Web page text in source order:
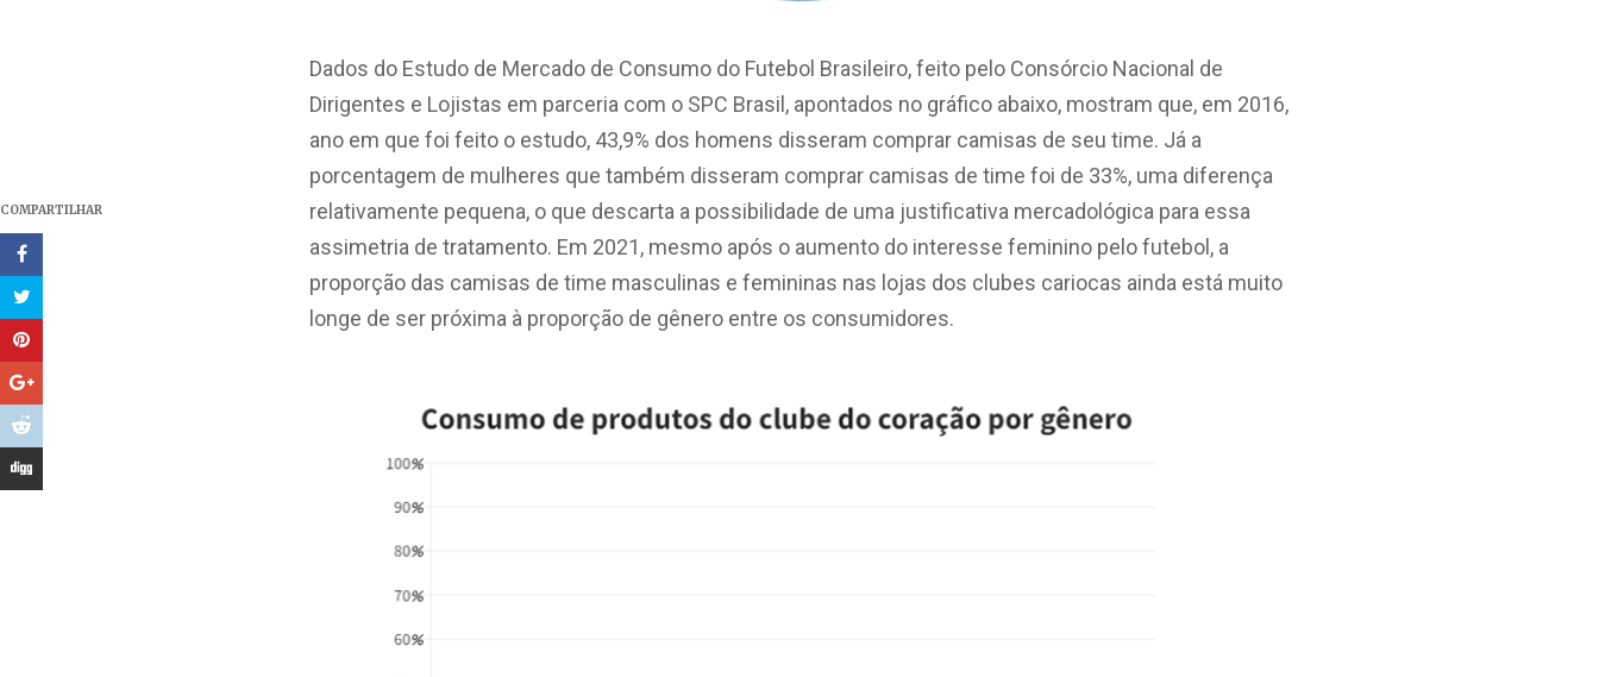
COMPARTILHAR
Dados do Estudo de Mercado de Consumo do Futebol Brasileiro, feito pelo Consórcio Nacional de
Dirigentes e Lojistas em parceria com o SPC Brasil, apontados no gráfico abaixo, mostram que, em 2016,
ano em que foi feito o estudo, 43,9% dos homens disseram comprar camisas de seu time. Já a
porcentagem de mulheres que também disseram comprar camisas de time foi de 33%, uma diferença
relativamente pequena, o que descarta a possibilidade de uma justificativa mercadológica para essa
assimetria de tratamento. Em 2021, mesmo após o aumento do interesse feminino pelo futebol, a
proporção das camisas de time masculinas e femininas nas lojas dos clubes cariocas ainda está muito
longe de ser próxima à proporção de gênero entre os consumidores.